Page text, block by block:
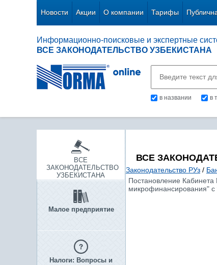
Новости Акции О компании Тарифы
Информационно-поисковые и экспертные
ВСЕ ЗАКОНОДАТЕЛЬСТВО УЗБЕКИСТАНА
в названии в
ВСЕ
ЗАКОНОДАТЕЛЬСТВО
УЗБЕКИСТАНА
Малое предприятие
Налоги: Вопросы и
ВСЕ
Законодательство РУз /
Постановление Кабинета
микрофинансирования" с